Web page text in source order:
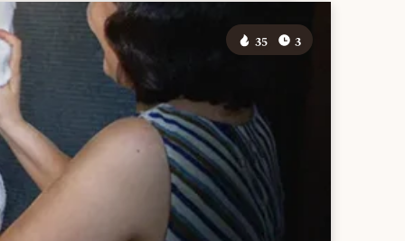
35 3